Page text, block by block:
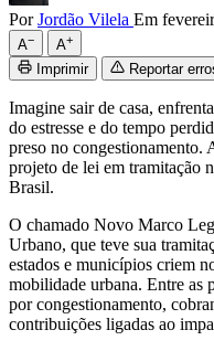
PorJordão Vilela Em
A− A+
Imprimir Reportar
Imagine sair de casa,
do estresse e do tempo
preso no congestionamento.
projeto de lei em tramitação
Brasil.
O chamado Novo Marco
Urbano, que teve sua
estados e municípios criem
mobilidade urbana. Entre as
por congestionamento,
contribuições ligadas ao